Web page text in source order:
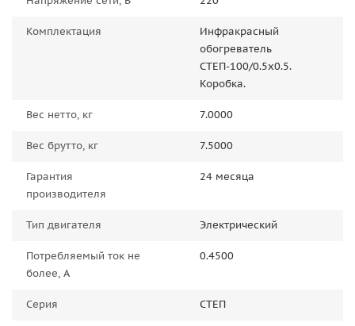
Комплектация
Инфракрасный
обогреватель
СТЕП-100/0.5x0.5.
Коробка.
Вес нетто, кг 7.0000
Вес брутто, кг 7.5000
Гарантия
производителя
24 месяца
Тип двигателя Электрический
Потребляемый ток не
более, А
0.4500
Серия СТЕП